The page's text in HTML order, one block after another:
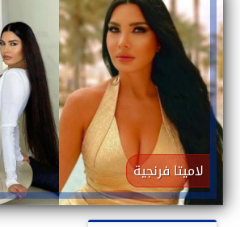
لاميتا فرنجية